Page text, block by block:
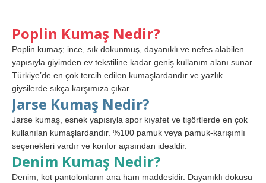
Poplin Kumaş Nedir?
Poplin kumaş; ince, sık dokunmuş, dayanıklı ve nefes alabilen
yapısıyla giyimden ev tekstiline kadar geniş kullanım alanı sunar.
Türkiye’de en çok tercih edilen kumaşlardandır ve yazlık
giysilerde sıkça karşımıza çıkar.
Jarse Kumaş Nedir?
Jarse kumaş, esnek yapısıyla spor kıyafet ve tişörtlerde en çok
kullanılan kumaşlardandır. %100 pamuk veya pamuk-karışımlı
seçenekleri vardır ve konfor açısından idealdir.
Denim Kumaş Nedir?
Denim; kot pantolonların ana ham maddesidir. Dayanıklı dokusu